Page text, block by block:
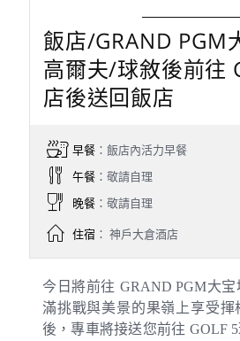
飯店/GRAND PGM
高爾夫/球敘後前往
店後送回飯店
早餐：飯店內活力早餐
午餐：敬請自理
晚餐：敬請自理
住宿： 神戶大倉酒店
今日將前往 GRAND PGM大
滿挑戰與美景的果嶺上享受揮
後，專車將接送您前往 GOLF